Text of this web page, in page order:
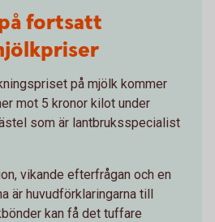
fortsatt
på mjölk kommer
mot 5 kronor kilot under
som är lantbruksspecialist
vikande efterfrågan och en
är huvudförklaringarna till
kan få det tuffare